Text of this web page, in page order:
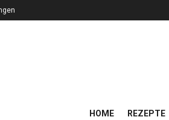
HOME REZEPTE